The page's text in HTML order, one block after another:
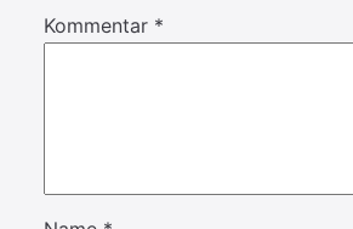
Kommentar *